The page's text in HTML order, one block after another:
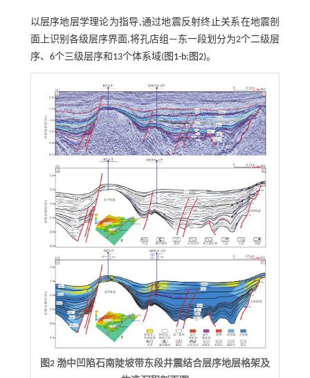
以层序地层学理论为指导,通过地震反射终止关系在地震剖
面上识别各级层序界面,将孔店组—东一段划分为2个二级层
序、6个三级层序和13个体系域(图1-b; 图2)。
图2 渤中凹陷石南陡坡带东段井震结合层序地层格架及